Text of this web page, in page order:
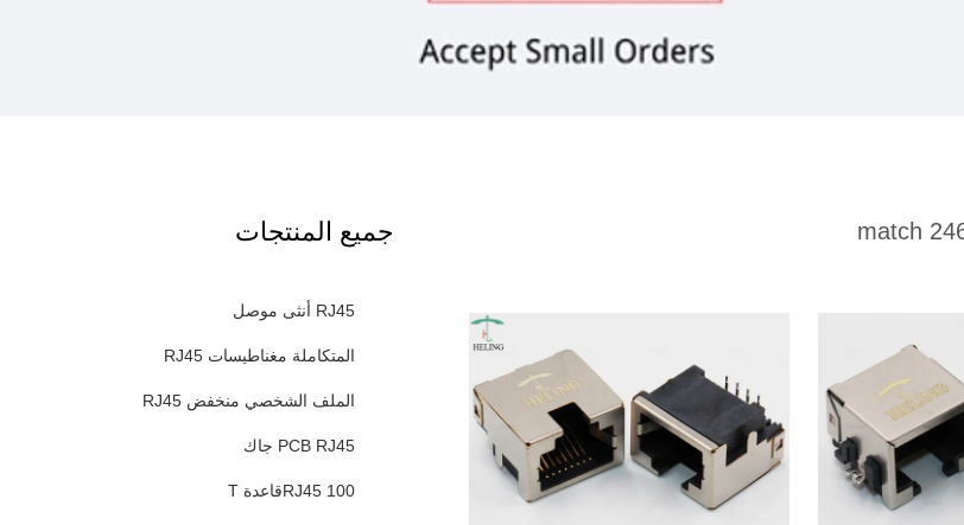
جميع المنتجات
RJ45 أنثى موصل
المتكاملة مغناطيسات RJ45
الملف الشخصي منخفض RJ45
PCB RJ45 جاك
RJ45 100قاعدة T